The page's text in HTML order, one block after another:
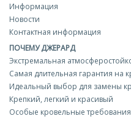
Информация
Новости
Контактная информация
ПОЧЕМУ ДЖЕРАРД
Экстремальная
Самая длительная гарантия на
Идеальный выбор для замены
Крепкий, легкий и красивый
Особые кровельные требования